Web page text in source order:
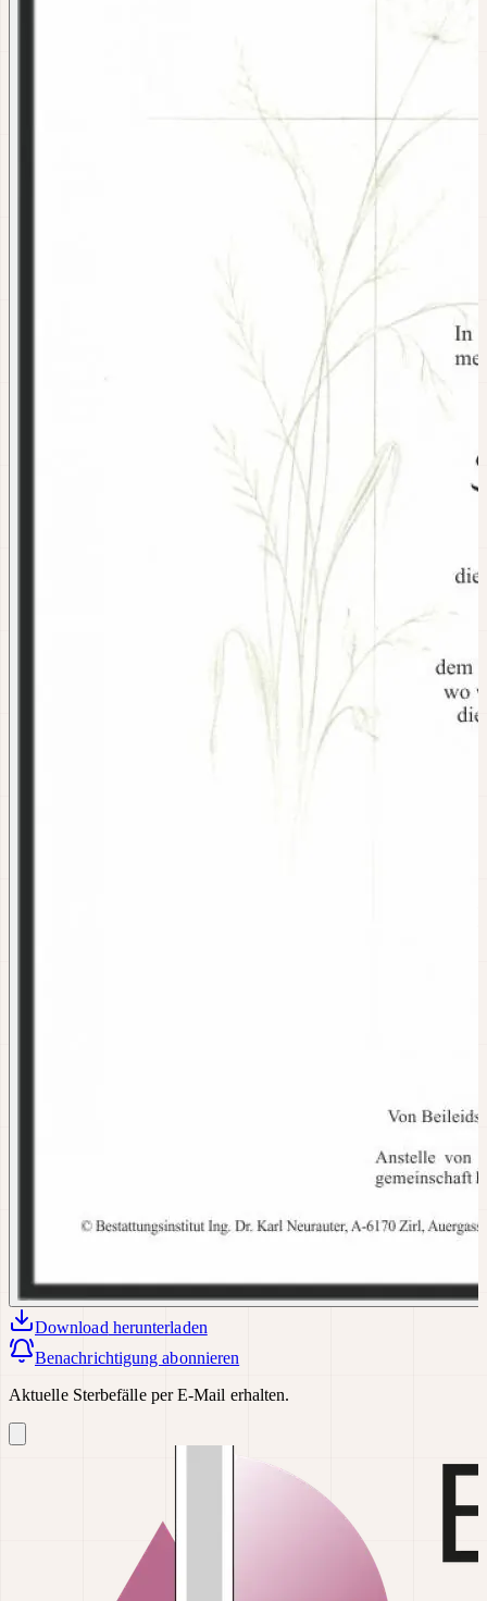
Download herunterladen
Benachrichtigung abonnieren
Aktuelle Sterbefälle per E-Mail erhalten.